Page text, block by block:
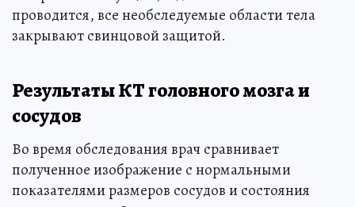
проводится, все необследуемые области тела
закрывают свинцовой защитой.
Результаты КТ головного мозга и
сосудов
Во время обследования врач сравнивает
полученное изображение с нормальными
показателями размеров сосудов и состояния